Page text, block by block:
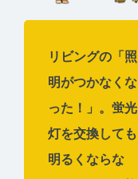
リビングの「照
明がつかなくな
った！」。蛍光
灯を交換しても
明るくならな